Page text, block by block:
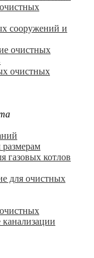
сооружений и
очистных
очистных
газовых котлов
для очистных